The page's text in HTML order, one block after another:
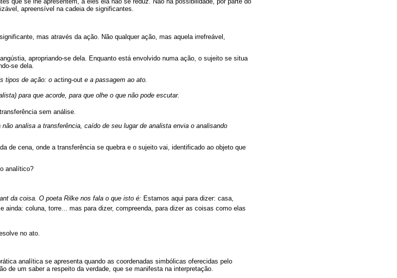
apreensível na cadeia de significantes.
mas através da ação. Não qualquer ação, mas aquela irrefreável,
apropriando-se dela. Enquanto está envolvido numa ação, o sujeito se situa
se dela.
tipos de ação: o acting-out e a passagem ao ato.
para que acorde, para que olhe o que não pode escutar.
sem análise.
analisa a transferência, caído de seu lugar de analista envia o analisando
de cena, onde a transferência se quebra e o sujeito vai, identificado ao objeto que
analítico?
da coisa. O poeta Rilke nos fala o que isto é: Estamos aqui para dizer: casa,
ainda: coluna, torre... mas para dizer, compreenda, para dizer as coisas como elas
no ato.
analítica se apresenta quando as coordenadas simbólicas oferecidas pelo
de um saber a respeito da verdade, que se manifesta na interpretação.